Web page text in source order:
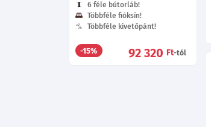
6 féle bútorláb!
Többféle fióksín!
Többféle kivetőpánt!
-15% 92 320 Ft-tól